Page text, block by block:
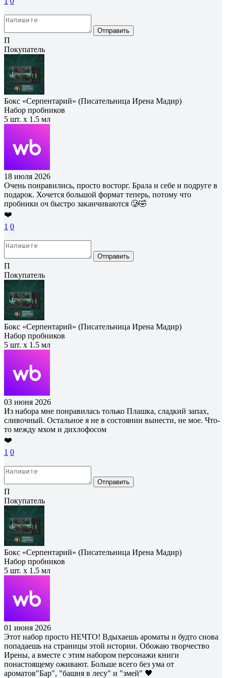
Отправить
П
Покупатель
Бокс «Серпентарий» (Писательница Ирена Мадир)
Набор пробников
5 шт. х 1.5 мл
18 июля 2026
Очень понравились, просто восторг. Брала и себе и подруге в
подарок. Хочется большой формат теперь, потому что
пробники оч быстро заканчиваются 🥲🤣
❤️
1 0
Отправить
П
Покупатель
Бокс «Серпентарий» (Писательница Ирена Мадир)
Набор пробников
5 шт. х 1.5 мл
03 июня 2026
Из набора мне понравилась только Плашка, сладкий запах,
сливочный. Остальное я не в состоянии вынести, не мое. Что-
то между мхом и дихлофосом
❤️
1 0
Отправить
П
Покупатель
Бокс «Серпентарий» (Писательница Ирена Мадир)
Набор пробников
5 шт. х 1.5 мл
01 июня 2026
Этот набор просто НЕЧТО! Вдыхаешь ароматы и будто снова
попадаешь на страницы этой истории. Обожаю творчество
Ирены, а вместе с этим набором персонажи книги
понастоящему оживают. Больше всего без ума от
ароматов"Бар", "башня в лесу" и "змей" 🖤